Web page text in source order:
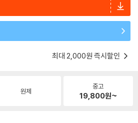
최대 2,000원 즉시할인
원제
중고
19,800원~